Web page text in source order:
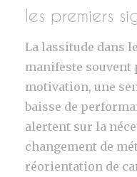
les premiers
La lassitude dans
manifeste souvent
motivation, une
baisse de
alertent sur la
changement de
réorientation de